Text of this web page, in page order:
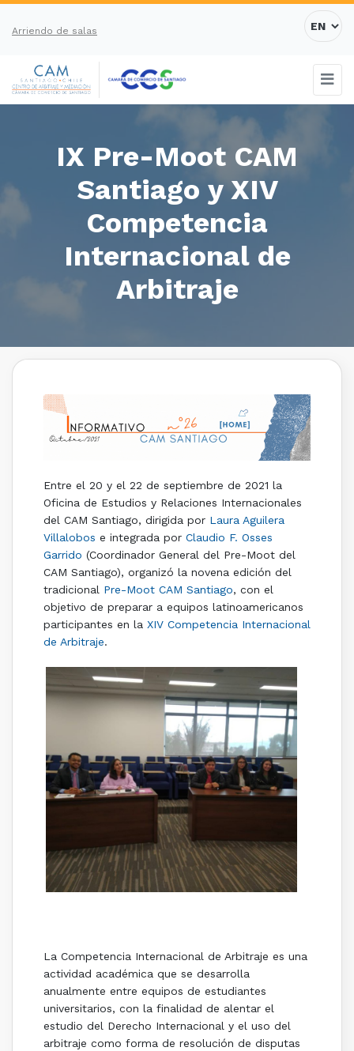
Arriendo de salas
IX Pre-Moot CAM
Santiago y XIV
Competencia
Internacional de
Arbitraje
Entre el 20 y el 22 de septiembre de 2021 la
Oficina de Estudios y Relaciones Internacionales
del CAM Santiago, dirigida por Laura Aguilera
Villalobos e integrada por Claudio F. Osses
Garrido (Coordinador General del Pre-Moot del
CAM Santiago), organizó la novena edición del
tradicional Pre-Moot CAM Santiago, con el
objetivo de preparar a equipos latinoamericanos
participantes en la XIV Competencia Internacional
de Arbitraje.
La Competencia Internacional de Arbitraje es una
actividad académica que se desarrolla
anualmente entre equipos de estudiantes
universitarios, con la finalidad de alentar el
estudio del Derecho Internacional y el uso del
arbitraje como forma de resolución de disputas